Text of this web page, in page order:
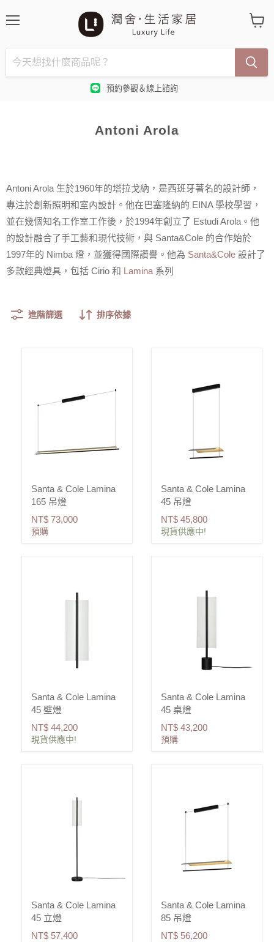
預約參觀＆線上諮詢
購
物
車
Antoni Arola
Antoni Arola 生於1960年的塔拉戈納，是西班牙著名的設計師，
專注於創新照明和室內設計。他在巴塞隆納的 EINA 學校學習，
並在幾個知名工作室工作後，於1994年創立了 Estudi Arola。他
的設計融合了手工藝和現代技術，與 Santa&Cole 的合作始於
1997年的 Nimba 燈，並獲得國際讚譽。他為 Santa&Cole 設計了
多款經典燈具，包括 Cirio 和 Lamina 系列
進階篩選 排序依據
Santa & Cole Lamina
165 吊燈
NT$ 73,000
預購
Santa & Cole Lamina
45 吊燈
NT$ 45,800
現貨供應中!
Santa & Cole Lamina
45 壁燈
NT$ 44,200
現貨供應中!
Santa & Cole Lamina
45 桌燈
NT$ 43,200
預購
Santa & Cole Lamina
45 立燈
NT$ 57,400
Santa & Cole Lamina
85 吊燈
NT$ 56,200